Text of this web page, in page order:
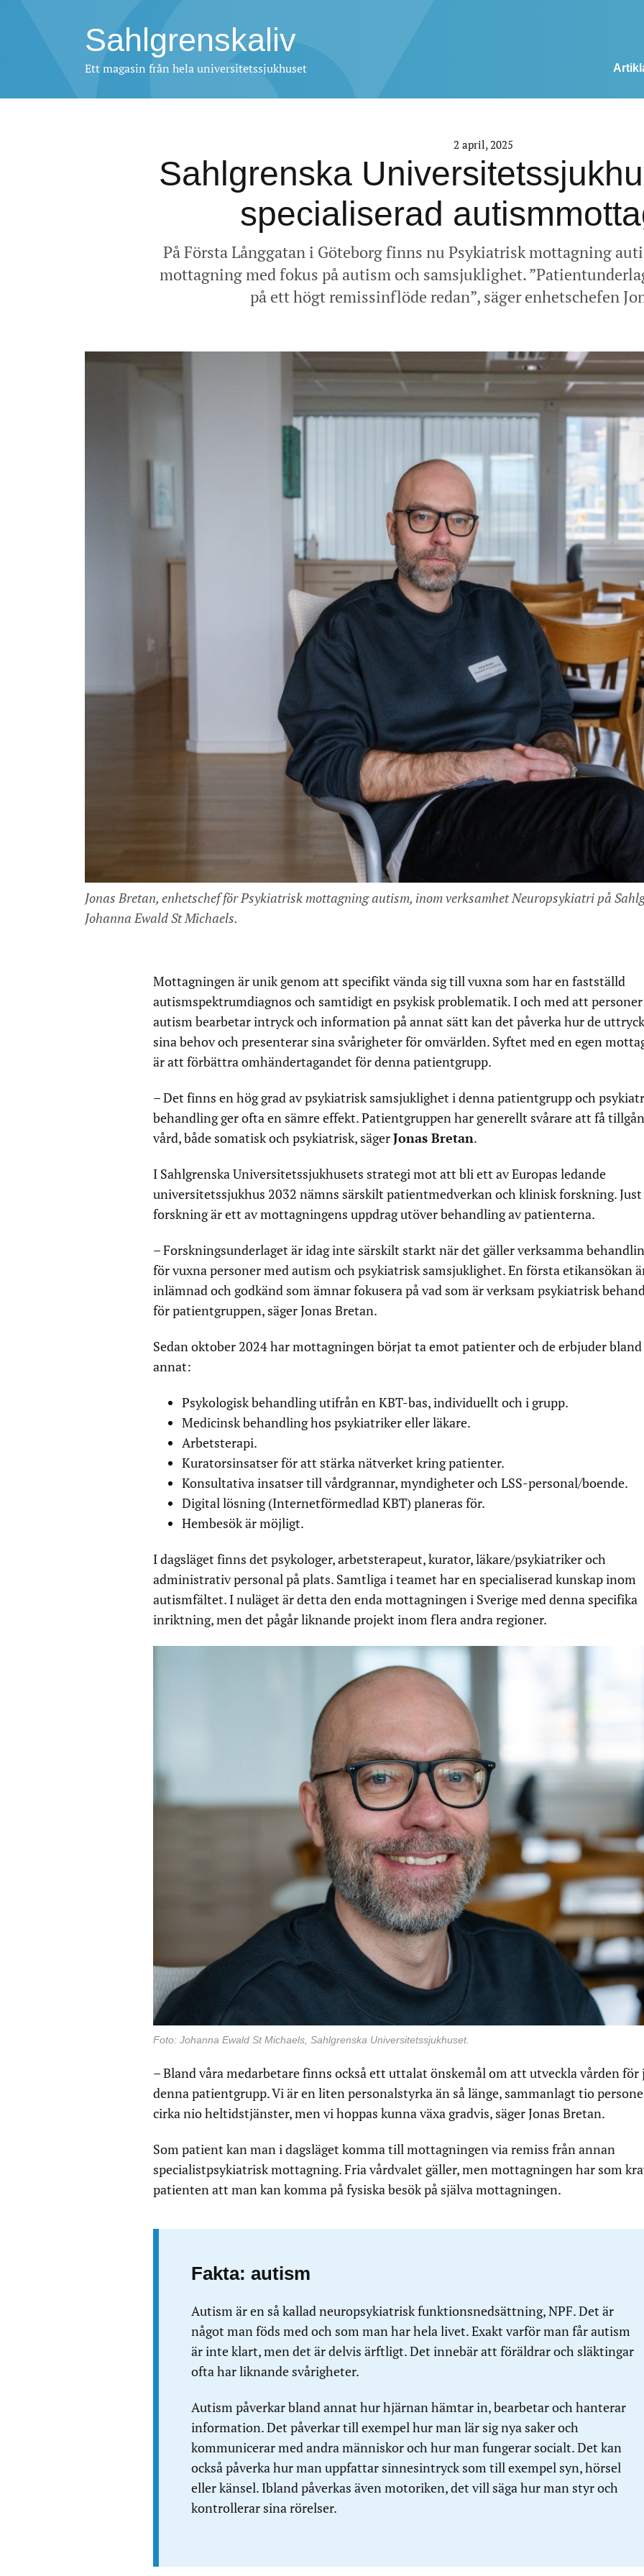
Sahlgrenskaliv
Ett magasin från hela universitetssjukhuset
2 april, 2025
Sahlgrenska
specialiserad
På Första Långgatan i Göteborg finns nu Psykiatrisk mottagning
mottagning med fokus på autism och samsjuklighet.
på ett högt remissinflöde redan”, säger enhetschefen
Jonas Bretan, enhetschef för Psykiatrisk mottagning autism, inom verksamhet Neuropsykiatri på
Johanna Ewald St Michaels.
Mottagningen är unik genom att specifikt vända sig till vuxna som har en fastställd
autismspektrumdiagnos och samtidigt en psykisk problematik. I och med att
autism bearbetar intryck och information på annat sätt kan det påverka hur de
sina behov och presenterar sina svårigheter för omvärlden. Syftet med en egen
är att förbättra omhändertagandet för denna patientgrupp.
– Det finns en hög grad av psykiatrisk samsjuklighet i denna patientgrupp och
behandling ger ofta en sämre effekt. Patientgruppen har generellt svårare att få
vård, både somatisk och psykiatrisk, sägerJonas Bretan.
I Sahlgrenska Universitetssjukhusets strategi mot att bli ett av Europas ledande
universitetssjukhus 2032 nämns särskilt patientmedverkan och klinisk forskning. Just
forskning är ett av mottagningens uppdrag utöver behandling av patienterna.
– Forskningsunderlaget är idag inte särskilt starkt när det gäller verksamma
för vuxna personer med autism och psykiatrisk samsjuklighet. En första etikansökan
inlämnad och godkänd som ämnar fokusera på vad som är verksam psykiatrisk
för patientgruppen, säger Jonas Bretan.
Sedan oktober 2024 har mottagningen börjat ta emot patienter och de erbjuder bland
annat:
Psykologisk behandling utifrån en KBT-bas, individuellt och i grupp.
Medicinsk behandling hos psykiatriker eller läkare.
Arbetsterapi.
Kuratorsinsatser för att stärka nätverket kring patienter.
Konsultativa insatser till vårdgrannar, myndigheter och LSS-personal/boende.
Digital lösning (Internetförmedlad KBT) planeras för.
Hembesök är möjligt.
I dagsläget finns det psykologer, arbetsterapeut, kurator, läkare/psykiatriker och
administrativ personal på plats. Samtliga i teamet har en specialiserad kunskap inom
autismfältet. I nuläget är detta den enda mottagningen i Sverige med denna specifika
inriktning, men det pågår liknande projekt inom flera andra regioner.
Foto: Johanna Ewald St Michaels, Sahlgrenska Universitetssjukhuset.
– Bland våra medarbetare finns också ett uttalat önskemål om att utveckla vården för
denna patientgrupp. Vi är en liten personalstyrka än så länge, sammanlagt tio
cirka nio heltidstjänster, men vi hoppas kunna växa gradvis, säger Jonas Bretan.
Som patient kan man i dagsläget komma till mottagningen via remiss från annan
specialistpsykiatrisk mottagning. Fria vårdvalet gäller, men mottagningen har som
patienten att man kan komma på fysiska besök på själva mottagningen.
Fakta: autism
Autism är en så kallad neuropsykiatrisk funktionsnedsättning, NPF. Det är
något man föds med och som man har hela livet. Exakt varför man får autism
är inte klart, men det är delvis ärftligt. Det innebär att föräldrar och släktingar
ofta har liknande svårigheter.
Autism påverkar bland annat hur hjärnan hämtar in, bearbetar och hanterar
information. Det påverkar till exempel hur man lär sig nya saker och
kommunicerar med andra människor och hur man fungerar socialt. Det kan
också påverka hur man uppfattar sinnesintryck som till exempel syn, hörsel
eller känsel. Ibland påverkas även motoriken, det vill säga hur man styr och
kontrollerar sina rörelser.